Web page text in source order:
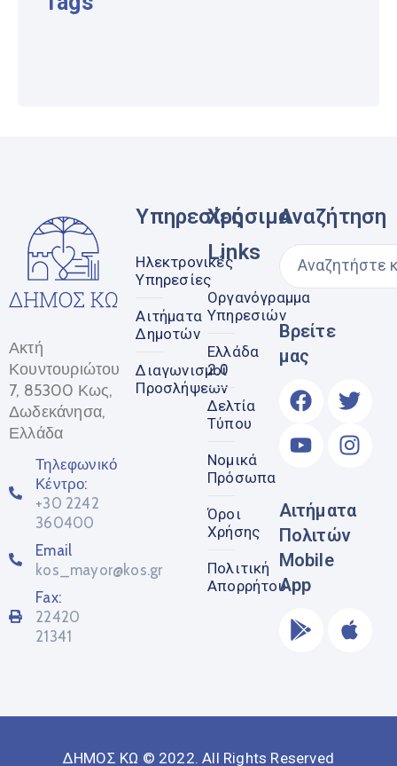
Ακτή
Κουντουριώτου
7, 85300 Κως,
Δωδεκάνησα,
Ελλάδα
Τηλεφωνικό
Κέντρο:
+30 2242
360400
Email
kos_mayor@kos.gr
Fax:
22420
21341
Υπηρεσίες
Ηλεκτρονικές
Υπηρεσίες
Αιτήματα
Δημοτών
Διαγωνισμοί
Προσλήψεων
Χρήσιμα
Links
Οργανόγραμμα
Υπηρεσιών
Ελλάδα
2.0
Δελτία
Τύπου
Νομικά
Πρόσωπα
Όροι
Χρήσης
Πολιτική
Απορρήτου
Αναζήτηση
Βρείτε
μας
Αιτήματα
Πολιτών
Mobile
App
ΔΗΜΟΣ ΚΩ © 2022. All Rights Reserved